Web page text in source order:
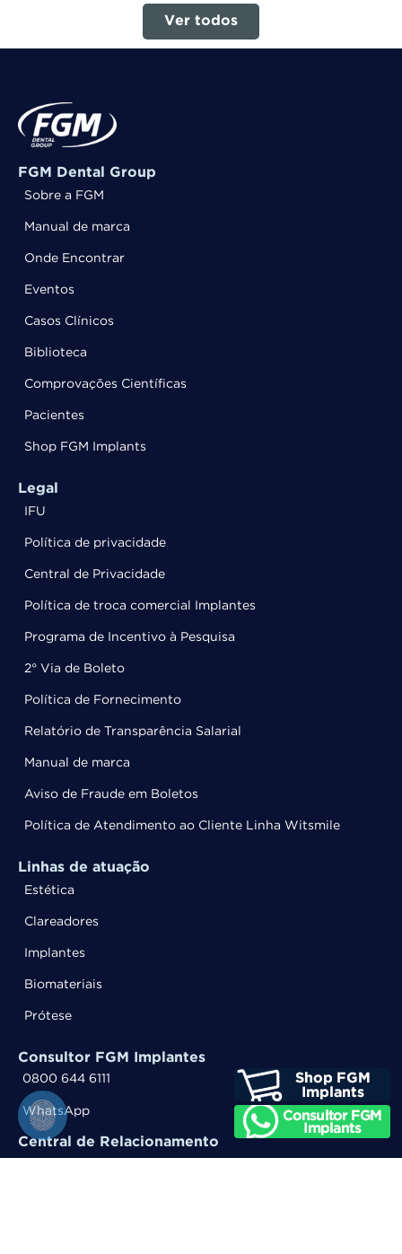
Ver todos
FGM Dental Group
Sobre a FGM
Manual de marca
Onde Encontrar
Eventos
Casos Clínicos
Biblioteca
Comprovações Científicas
Pacientes
Shop FGM Implants
Legal
IFU
Política de privacidade
Central de Privacidade
Política de troca comercial Implantes
Programa de Incentivo à Pesquisa
2° Via de Boleto
Política de Fornecimento
Relatório de Transparência Salarial
Manual de marca
Aviso de Fraude em Boletos
Política de Atendimento ao Cliente Linha Witsmile
Linhas de atuação
Estética
Clareadores
Implantes
Biomateriais
Prótese
Consultor FGM Implantes
0800 644 6111
WhatsApp
Central de Relacionamento